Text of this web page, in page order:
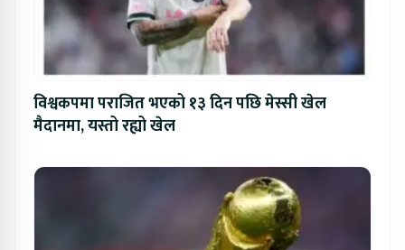
विश्वकपमा पराजित भएको १३ दिन पछि मेस्सी खेल
मैदानमा, यस्तो रह्यो खेल